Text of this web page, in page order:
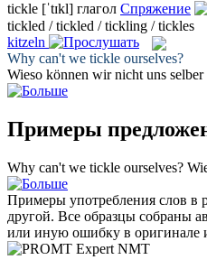
tickle [ˈtɪkl] глагол Спряжение
tickled / tickled / tickling / tickles
kitzeln
Why can't we tickle ourselves?
Wieso können wir nicht uns selber
Примеры
Why can't we tickle ourselves?
Примеры употребления слов в
другой. Все образцы собраны
или иную ошибку в оригинале